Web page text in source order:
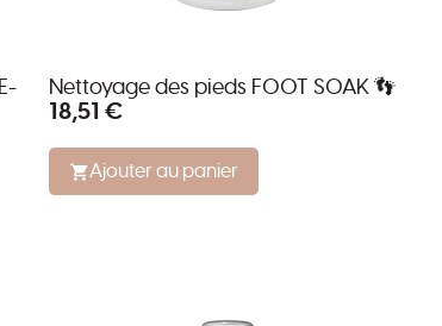
Nettoyage des pieds FOOT SOAK 👣
18,51 €
Ajouter au panier